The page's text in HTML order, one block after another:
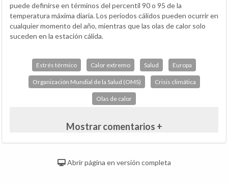
puede definirse en términos del percentil 90 o 95 de la
temperatura máxima diaria. Los periodos cálidos pueden ocurrir en
cualquier momento del año, mientras que las olas de calor solo
suceden en la estación cálida.
Estrés térmico Calor extremo Salud Europa
Organización Mundial de la Salud (OMS) Crisis climática
Olas de calor
Mostrar comentarios +
Abrir página en versión completa